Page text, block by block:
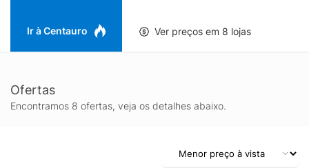
Ir à Centauro Ver preços em 8 lojas
Ofertas
Encontramos 8 ofertas, veja os detalhes abaixo.